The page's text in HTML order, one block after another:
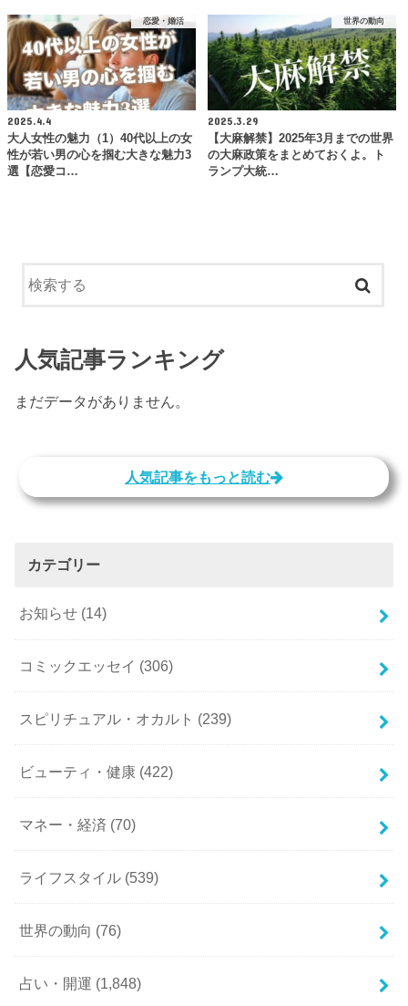
恋愛・婚活
2025.4.4
大人女性の魅力（1）40代以上の女
性が若い男の心を掴む大きな魅力3
選【恋愛コ…
世界の動向
2025.3.29
【大麻解禁】2025年3月までの世界
の大麻政策をまとめておくよ。ト
ランプ大統…
人気記事ランキング
まだデータがありません。
人気記事をもっと読む
カテゴリー
お知らせ (14)
コミックエッセイ (306)
スピリチュアル・オカルト (239)
ビューティ・健康 (422)
マネー・経済 (70)
ライフスタイル (539)
世界の動向 (76)
占い・開運 (1,848)